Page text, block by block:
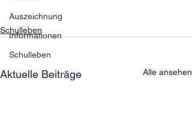
Auszeichnung
Informationen
Schulleben
Schulleben
Aktuelle Beiträge Alle ansehen